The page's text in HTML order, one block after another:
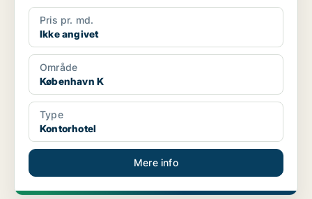
Pris pr. md.
Ikke angivet
Område
København K
Type
Kontorhotel
Mere info